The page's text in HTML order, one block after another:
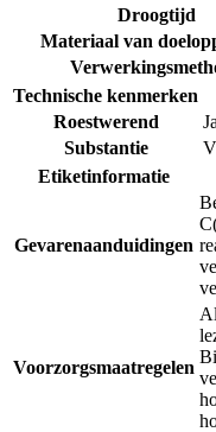
Droogtijd
Materiaal van
Technische kenmerken
Roestwerend
Ja
Substantie
Etiketinformatie
Gevarenaanduidingen
Voorzorgsmaatregelen